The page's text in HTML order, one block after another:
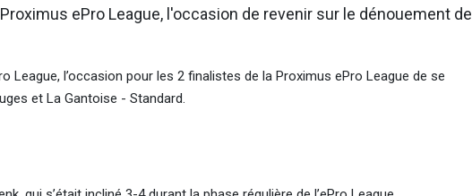
ePro League, l'occasion de revenir sur le dénouement de
League, l’occasion pour les 2 finalistes de la Proximus ePro League de se
et La Gantoise - Standard.